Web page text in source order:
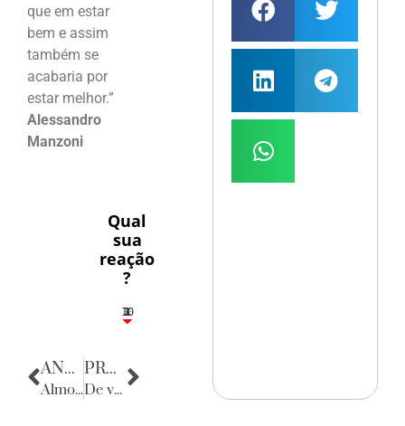
que em estar
bem e assim
também se
acabaria por
estar melhor.”
Alessandro
Manzoni
Qual
sua
reação
?
3
1
1
2
10
ANTERIOR
Almoço Consular
PRÓXIMA
De volta para o passado